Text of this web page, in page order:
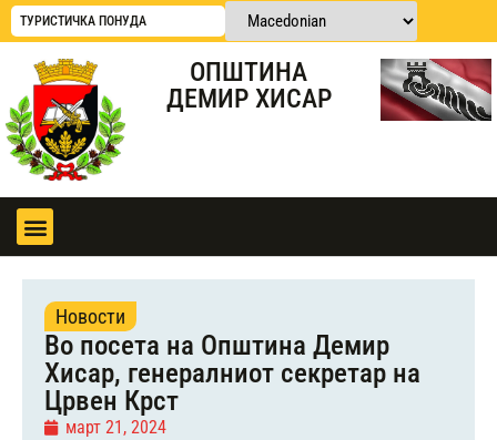
ТУРИСТИЧКА ПОНУДА
ОПШТИНА
ДЕМИР ХИСАР
Новости
Во посета на Општина Демир
Хисар, генералниот секретар на
Црвен Крст
март 21, 2024